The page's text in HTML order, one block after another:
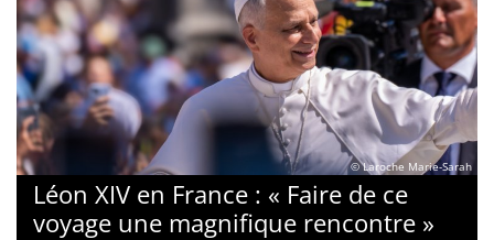
© Laroche Marie-Sarah
Léon XIV en France : « Faire de ce
voyage une magnifique rencontre »